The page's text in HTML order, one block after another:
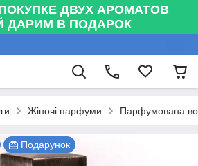
ДВУХ АРОМАТОВ
ДАРИМ В ПОДАРОК
Жіночі парфуми Парфумована
Подарунок